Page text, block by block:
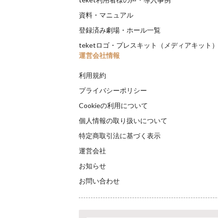
資料・マニュアル
登録済み劇場・ホール一覧
teketロゴ・プレスキット（メディアキット）
運営会社情報
利用規約
プライバシーポリシー
Cookieの利用について
個人情報の取り扱いについて
特定商取引法に基づく表示
運営会社
お知らせ
お問い合わせ